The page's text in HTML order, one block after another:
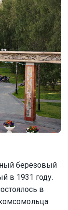
берёзовый
в 1931 году.
в